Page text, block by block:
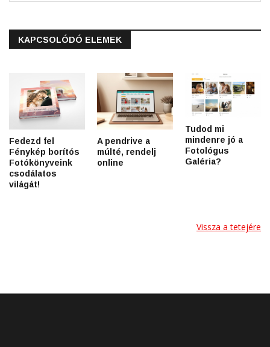
KAPCSOLÓDÓ ELEMEK
Fedezd fel
Fénykép borítós
Fotókönyveink
csodálatos
világát!
A pendrive a
múlté, rendelj
online
Tudod mi
mindenre jó a
Fotológus
Galéria?
Vissza a tetejére